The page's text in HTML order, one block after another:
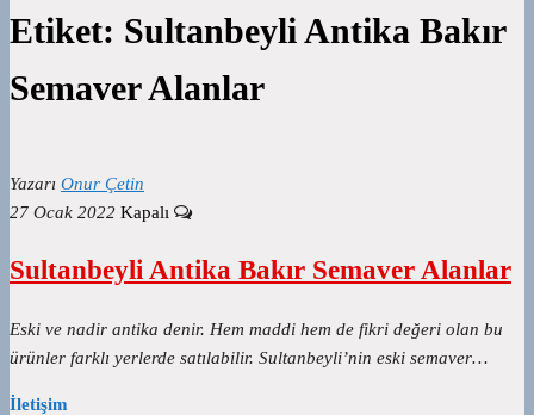
Etiket: Sultanbeyli Antika Bakır
Semaver Alanlar
Yazarı Onur Çetin
27 Ocak 2022 Kapalı
Sultanbeyli Antika Bakır Semaver Alanlar
Eski ve nadir antika denir. Hem maddi hem de fikri değeri olan bu
ürünler farklı yerlerde satılabilir. Sultanbeyli’nin eski semaver…
İletişim